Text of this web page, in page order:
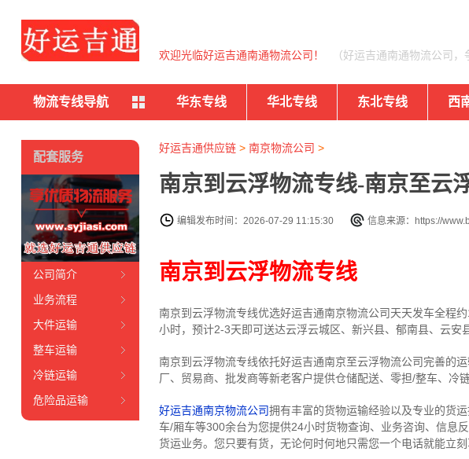
欢迎光临好运吉通南通物流公司！ （好运吉通南通物流公司，
物流专线导航 华东专线 华北专线 东北专线 西
好运吉通供应链> 南京物流公司 >
南京到云浮物流专线-南京至云
编辑发布时间：2026-07-29 11:15:30 信息来源：https://
南京到云浮物流专线
南京到云浮物流专线优选好运吉通南京物流公司天天发车全程约
小时，预计2-3天即可送达云浮云城区、新兴县、郁南县、云安
南京到云浮物流专线依托好运吉通南京至云浮物流公司完善的
厂、贸易商、批发商等新老客户提供仓储配送、零担/整车、冷
好运吉通南京物流公司拥有丰富的货物运输经验以及专业的货
车/厢车等300余台为您提供24小时货物查询、业务咨询、信息
货运业务。 您只要有货，无论何时何地只需您一个电话就能立
配套服务
公司简介
业务流程
大件运输
整车运输
冷链运输
危险品运输